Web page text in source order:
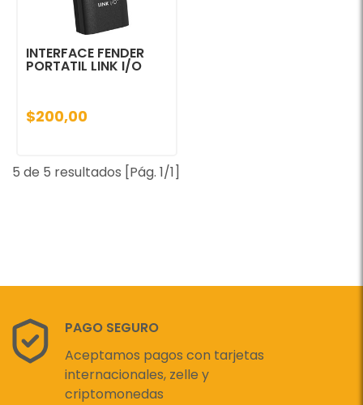
INTERFACE FENDER
PORTATIL LINK I/O
$200,00
5 de 5 resultados [Pág. 1/1]
PAGO SEGURO
Aceptamos pagos con tarjetas
internacionales, zelle y
criptomonedas